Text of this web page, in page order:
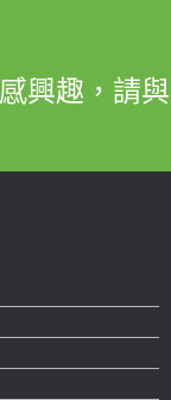
興趣，請與